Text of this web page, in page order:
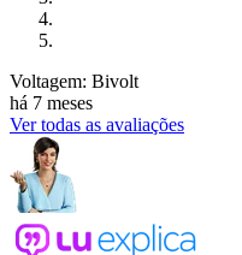
Voltagem: Bivolt
há 7 meses
Ver todas as avaliações